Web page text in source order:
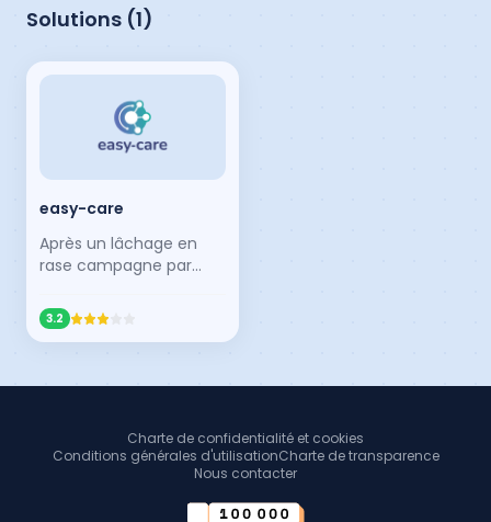
Solutions (1)
easy-care
Après un lâchage en
rase campagne par
bien repris en mains par
sa maison-mère
3.2
Charte de confidentialité et cookies
Conditions générales d'utilisationCharte de transparence
Nous contacter